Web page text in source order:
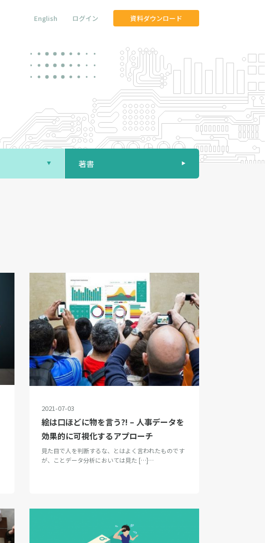
English ログイン 資料ダウンロード
著書
2021-07-03
絵は口ほどに物を言う?! – 人事データを
効果的に可視化するアプローチ
見た目で人を判断するな、とはよく言われたものです
が、ことデータ分析においては見た […]…